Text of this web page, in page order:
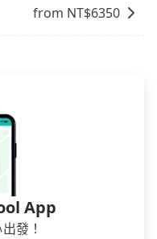
from NT$6350
App
發！